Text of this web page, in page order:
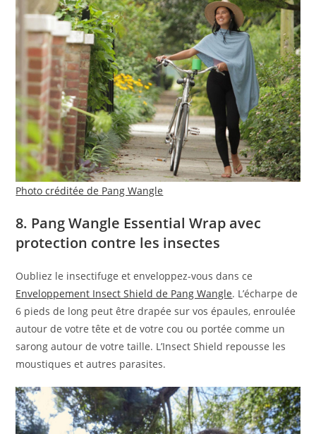
Photo créditée de Pang Wangle
8. Pang Wangle Essential Wrap avec
protection contre les insectes
Oubliez le insectifuge et enveloppez-vous dans ce
Enveloppement Insect Shield de Pang Wangle. L’écharpe de
6 pieds de long peut être drapée sur vos épaules, enroulée
autour de votre tête et de votre cou ou portée comme un
sarong autour de votre taille. L’Insect Shield repousse les
moustiques et autres parasites.